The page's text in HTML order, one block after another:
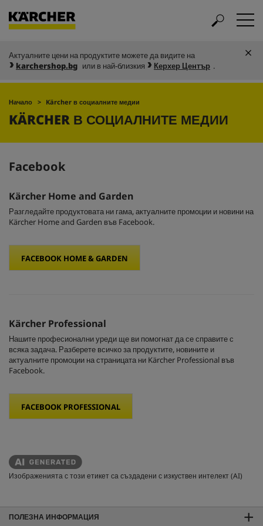
Актуалните цени на продуктите можете да видите на
karchershop.bg или в най-близкия Керхер Център .
Начало Kärcher в социалните медии
KÄRCHER В СОЦИАЛНИТЕ МЕДИИ
Facebook
Kärcher Home and Garden
Разгледайте продуктовата ни гама, актуалните промоции и новини на
Kärcher Home and Garden във Facebook.
FACEBOOK HOME & GARDEN
Kärcher Professional
Нашите професионални уреди ще ви помогнат да се справите с
всяка задача. Разберете всичко за продуктите, новините и
актуалните промоции на страницата ни Kärcher Professional във
Facebook.
FACEBOOK PROFESSIONAL
Изображенията с този етикет са създадени с изкуствен интелект (AI)
ПОЛЕЗНА ИНФОРМАЦИЯ